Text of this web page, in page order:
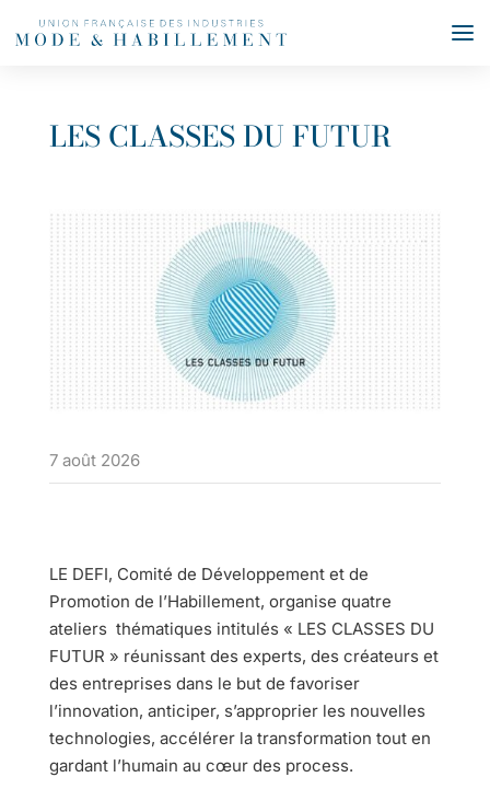
LES CLASSES DU FUTUR
7 août 2026
LE DEFI, Comité de Développement et de
Promotion de l’Habillement, organise quatre
ateliers thématiques intitulés « LES CLASSES DU
FUTUR » réunissant des experts, des créateurs et
des entreprises dans le but de favoriser
l’innovation, anticiper, s’approprier les nouvelles
technologies, accélérer la transformation tout en
gardant l’humain au cœur des process.